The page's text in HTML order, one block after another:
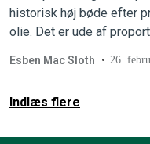
historisk høj bøde efter
olie. Det er ude af
Esben Mac Sloth 26.
Indlæs flere